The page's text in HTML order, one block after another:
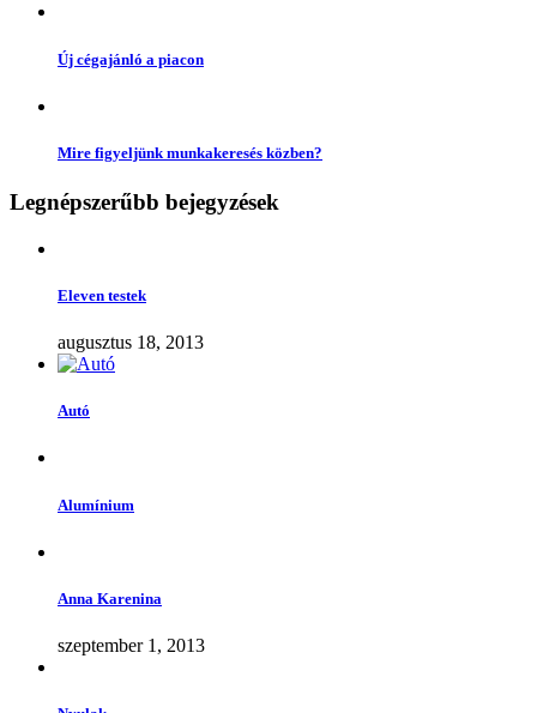
Új cégajánló a piacon
Mire figyeljünk munkakeresés közben?
Legnépszerűbb bejegyzések
Eleven testek
augusztus 18, 2013
Autó
Alumínium
Anna Karenina
szeptember 1, 2013